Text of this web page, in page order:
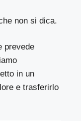
non si dica.
prevede
in un
e trasferirlo